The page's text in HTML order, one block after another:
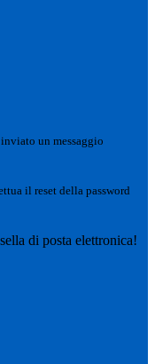
un messaggio
il reset della password
di posta elettronica!